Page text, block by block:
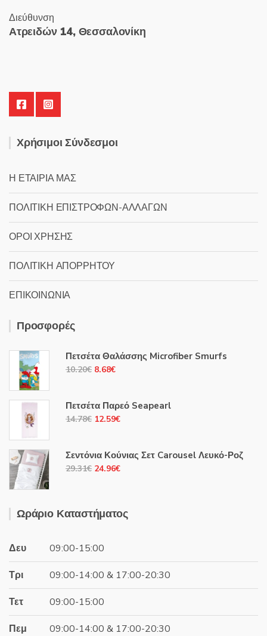
Διεύθυνση
Ατρειδών 14, Θεσσαλονίκη
Χρήσιμοι Σύνδεσμοι
Η ΕΤΑΙΡΙΑ ΜΑΣ
ΠΟΛΙΤΙΚΗ ΕΠΙΣΤΡΟΦΩΝ-ΑΛΛΑΓΩΝ
ΟΡΟΙ ΧΡΗΣΗΣ
ΠΟΛΙΤΙΚΗ ΑΠΟΡΡΗΤΟΥ
ΕΠΙΚΟΙΝΩΝΙΑ
Προσφορές
Πετσέτα Θαλάσσης Microfiber Smurfs
10.20€ Original
10.20€.
8.68€Η
είναι:
8.68€.
Πετσέτα Παρεό Seapearl
14.78€ Original
14.78€.
12.59€Η
είναι:
12.59€.
Σεντόνια Κούνιας Σετ Carousel Λευκό-Ροζ
29.31€ Original
29.31€.
24.96€Η
είναι:
Ωράριο Καταστήματος
Δευ 09:00-15:00
Τρι 09:00-14:00 & 17:00-20:30
Τετ 09:00-15:00
Πεμ 09:00-14:00 & 17:00-20:30